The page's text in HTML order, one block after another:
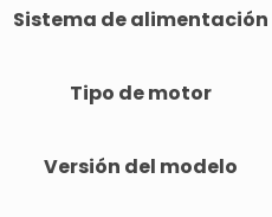
Sistema de alimentación
Tipo de motor
Versión del modelo